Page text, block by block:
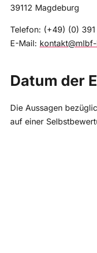
39112 Magdeburg
Telefon: (+49) (0)
E-Mail:
Datum der
Die Aussagen
auf einer